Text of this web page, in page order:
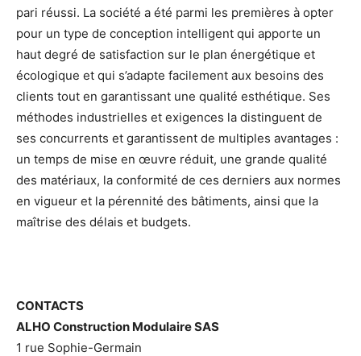
pari réussi. La société a été parmi les premières à opter
pour un type de conception intelligent qui apporte un
haut degré de satisfaction sur le plan énergétique et
écologique et qui s’adapte facilement aux besoins des
clients tout en garantissant une qualité esthétique. Ses
méthodes industrielles et exigences la distinguent de
ses concurrents et garantissent de multiples avantages :
un temps de mise en œuvre réduit, une grande qualité
des matériaux, la conformité de ces derniers aux normes
en vigueur et la pérennité des bâtiments, ainsi que la
maîtrise des délais et budgets.
CONTACTS
ALHO Construction Modulaire SAS
1 rue Sophie-Germain